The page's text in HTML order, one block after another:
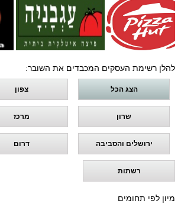
להלן רשימת העסקים המכבדים את השובר:
הצג הכל צפון
שרון מרכז
ירושלים והסביבה דרום
רשתות
מיון לפי תחומים